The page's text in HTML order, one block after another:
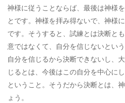
神様に従うことならば、最後は神様
とです。神様を拝み得ないで、神様
です。そうすると、試練とは決断と
意ではなくて、自分を信じないとい
自分を信じるから決断できないし、
じるとは、今後はこの自分を中心に
ということ。そうだから決断とは、
ょう。